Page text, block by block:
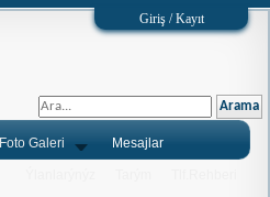
Giriş / Kayıt
Foto Galeri Mesajlar